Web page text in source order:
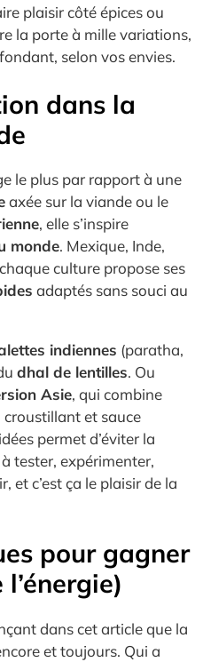
plaisir côté épices ou
la porte à mille variations,
selon vos envies.
dans la
le plus par rapport à une
axée sur la viande ou le
, elle s’inspire
monde. Mexique, Inde,
culture propose ses
adaptés sans souci au
indiennes (paratha,
dhal de lentilles. Ou
Asie, qui combine
croustillant et sauce
permet d’éviter la
tester, expérimenter,
et c’est ça le plaisir de la
pour gagner
dans cet article que la
et toujours. Qui a